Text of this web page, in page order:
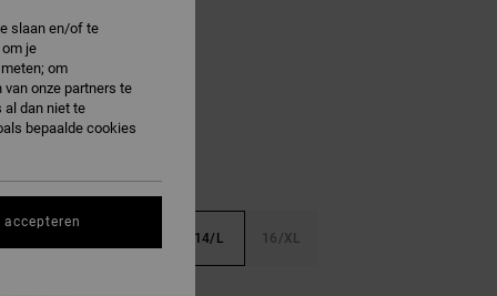
14/L 16/XL
slaan en/of te
je
om
onze partners te
al dan niet te
bepaalde cookies
accepteren